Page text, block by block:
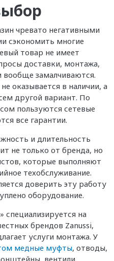
чревато негативными
сэкономить многие
товар не имеет
доставки, монтажа,
вообще замалчиваются.
оказывается в наличии, а
другой вариант. По
пользуются сетевые
все гарантии.
и длительность
не только от бренда, но
которые выполняют
техобслуживание.
доверить эту работу
оборудование.
на
брендов Zanussi,
услуги монтажа. У
медные муфты, отводы,